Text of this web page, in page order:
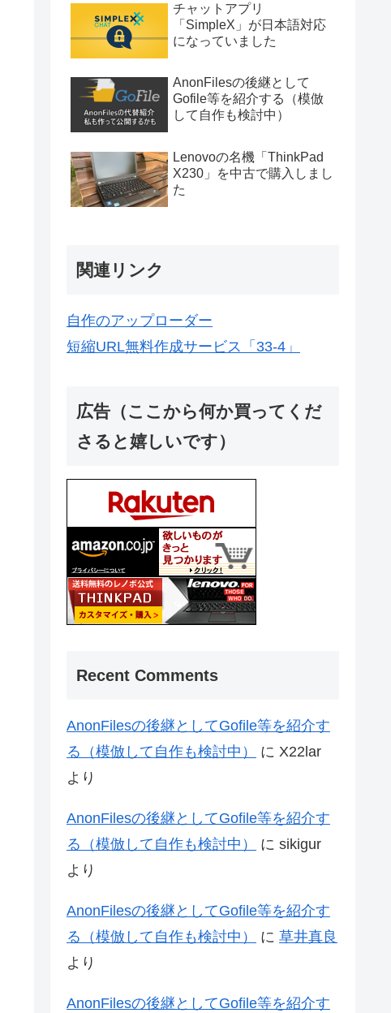
チャットアプリ
「SimpleX」が日本語対応
になっていました
AnonFilesの後継として
Gofile等を紹介する（模倣
して自作も検討中）
Lenovoの名機「ThinkPad
X230」を中古で購入しまし
た
関連リンク
自作のアップローダー
短縮URL無料作成サービス「33-4」
広告（ここから何か買ってくだ
さると嬉しいです）
Recent Comments
AnonFilesの後継としてGofile等を紹介す
る（模倣して自作も検討中）
に X22lar
より
AnonFilesの後継としてGofile等を紹介す
る（模倣して自作も検討中）
に sikigur
より
AnonFilesの後継としてGofile等を紹介す
る（模倣して自作も検討中）
に 草井真良
より
AnonFilesの後継としてGofile等を紹介す